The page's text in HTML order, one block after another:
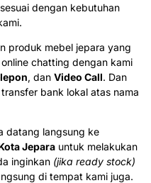
dengan kebutuhan
produk mebel jepara yang
chatting dengan kami
, dan Video Call. Dan
bank lokal atas nama
datang langsung ke
Jepara untuk melakukan
inginkan (jika ready stock)
di tempat kami juga.